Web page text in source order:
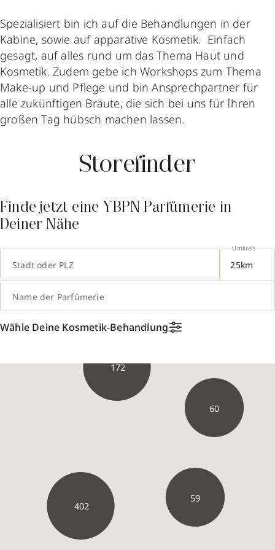
Spezialisiert bin ich auf die Behandlungen in der
Kabine, sowie auf apparative Kosmetik. Einfach
gesagt, auf alles rund um das Thema Haut und
Kosmetik. Zudem gebe ich Workshops zum Thema
Make-up und Pflege und bin Ansprechpartner für
alle zukünftigen Bräute, die sich bei uns für Ihren
großen Tag hübsch machen lassen.
Storefinder
Finde jetzt eine YBPN Parfümerie in
Deiner Nähe
Stadt oder PLZ
Umkreis
Name der Parfümerie
Wähle Deine Kosmetik-Behandlung
172
402
60
59